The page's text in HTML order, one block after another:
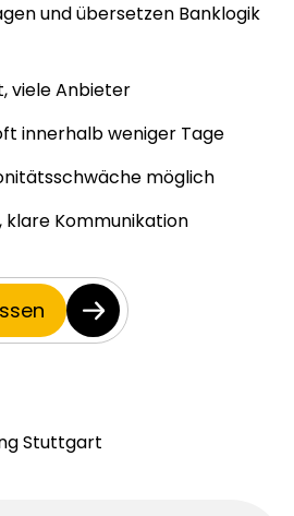
und übersetzen Banklogik
viele Anbieter
innerhalb weniger Tage
möglich
klare Kommunikation